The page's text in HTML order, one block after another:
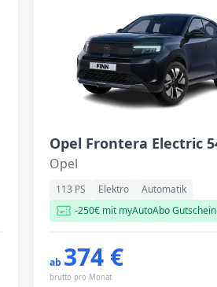
Opel
113 PS Elektro
Automatik
-250€ mit myAutoAbo Gutschein
ab 374 €
brutto pro Monat